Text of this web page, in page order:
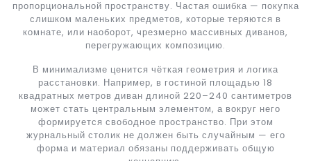
пропорциональной пространству. Частая ошибка — покупка
слишком маленьких предметов, которые теряются в
комнате, или наоборот, чрезмерно массивных диванов,
перегружающих композицию.
В минимализме ценится чёткая геометрия и логика
расстановки. Например, в гостиной площадью 18
квадратных метров диван длиной 220–240 сантиметров
может стать центральным элементом, а вокруг него
формируется свободное пространство. При этом
журнальный столик не должен быть случайным — его
форма и материал обязаны поддерживать общую